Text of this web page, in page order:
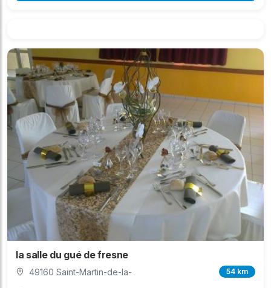
la salle du gué de fresne
49160 Saint-Martin-de-la- 54 km